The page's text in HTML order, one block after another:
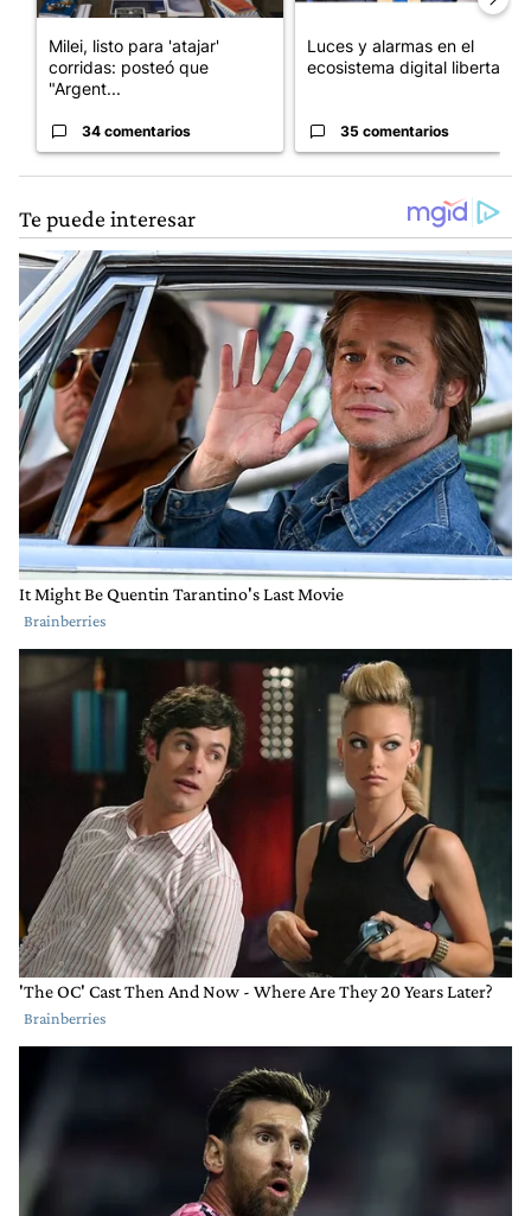
Milei, listo para 'atajar'
corridas: posteó que
"Argent...
34 comentarios
Luces y alarmas en el
ecosistema digital libertario
35 comentarios